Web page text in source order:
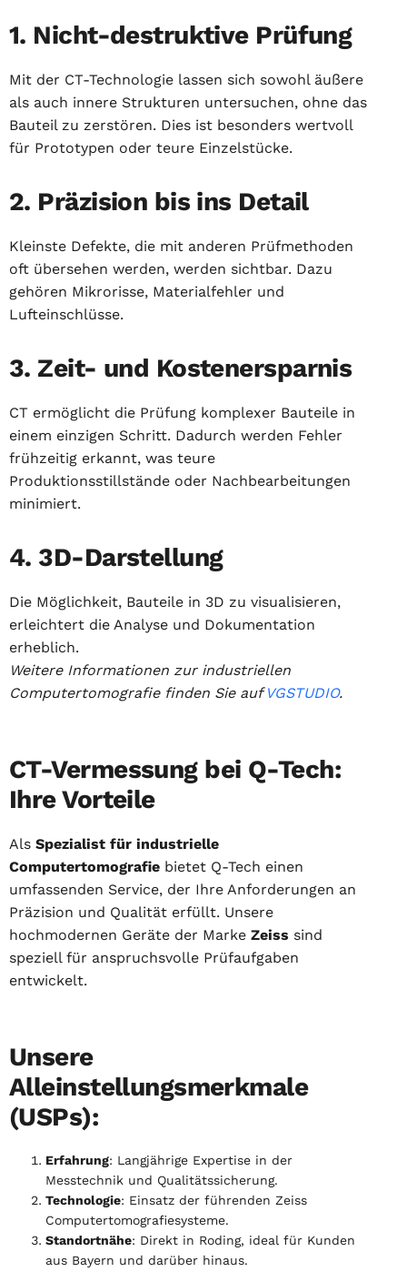
1. Nicht-destruktive Prüfung
Mit der CT-Technologie lassen sich sowohl äußere
als auch innere Strukturen untersuchen, ohne das
Bauteil zu zerstören. Dies ist besonders wertvoll
für Prototypen oder teure Einzelstücke.
2. Präzision bis ins Detail
Kleinste Defekte, die mit anderen Prüfmethoden
oft übersehen werden, werden sichtbar. Dazu
gehören Mikrorisse, Materialfehler und
Lufteinschlüsse.
3. Zeit- und Kostenersparnis
CT ermöglicht die Prüfung komplexer Bauteile in
einem einzigen Schritt. Dadurch werden Fehler
frühzeitig erkannt, was teure
Produktionsstillstände oder Nachbearbeitungen
minimiert.
4. 3D-Darstellung
Die Möglichkeit, Bauteile in 3D zu visualisieren,
erleichtert die Analyse und Dokumentation
erheblich.
Weitere Informationen zur industriellen
Computertomografie finden Sie auf VGSTUDIO.
CT-Vermessung bei Q-Tech:
Ihre Vorteile
Als Spezialist für industrielle
Computertomografie bietet Q-Tech einen
umfassenden Service, der Ihre Anforderungen an
Präzision und Qualität erfüllt. Unsere
hochmodernen Geräte der Marke Zeiss sind
speziell für anspruchsvolle Prüfaufgaben
entwickelt.
Unsere
Alleinstellungsmerkmale
(USPs):
Erfahrung: Langjährige Expertise in der
Messtechnik und Qualitätssicherung.
Technologie: Einsatz der führenden Zeiss
Computertomografiesysteme.
Standortnähe: Direkt in Roding, ideal für Kunden
aus Bayern und darüber hinaus.